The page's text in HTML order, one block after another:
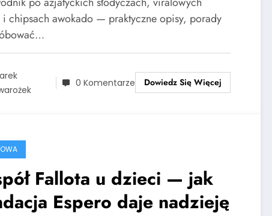
i chipsach awokado — praktyczne opisy, porady
0 Komentarze Dowiedz Się Więcej
Fallota u dzieci — jak
Espero daje nadzieję